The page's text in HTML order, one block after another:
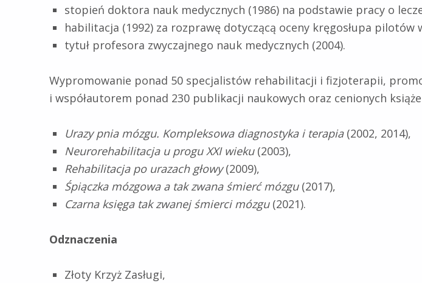
stopień doktora nauk medycznych (1986) na podstawie pracy o
habilitacja (1992) za rozprawę dotyczącą oceny kręgosłupa pilotów
tytuł profesora zwyczajnego nauk medycznych (2004).
Wypromowanie ponad 50 specjalistów rehabilitacji i fizjoterapii,
i współautorem ponad 230 publikacji naukowych oraz cenionych
Urazy pnia mózgu. Kompleksowa diagnostyka i terapia(2002, 2014),
Neurorehabilitacja u progu XXI wieku(2003),
Rehabilitacja po urazach głowy(2009),
Śpiączka mózgowa a tak zwana śmierć mózgu(2017),
Czarna księga tak zwanej śmierci mózgu(2021).
Odznaczenia
Złoty Krzyż Zasługi,